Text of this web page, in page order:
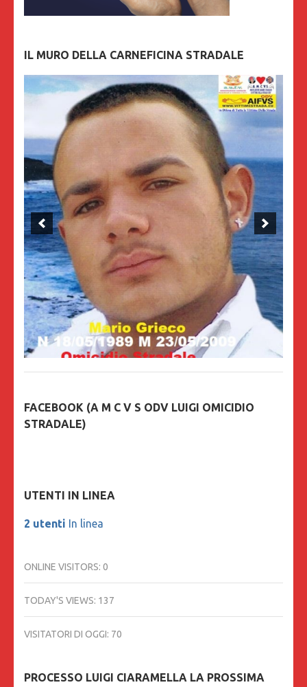
IL MURO DELLA CARNEFICINA STRADALE
FACEBOOK (A M C V S ODV LUIGI OMICIDIO
STRADALE)
UTENTI IN LINEA
2 utenti In linea
ONLINE VISITORS: 0
TODAY'S VIEWS: 137
VISITATORI DI OGGI: 70
PROCESSO LUIGI CIARAMELLA LA PROSSIMA